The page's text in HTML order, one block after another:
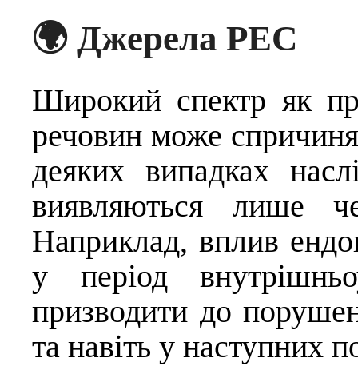
🌍 Джерела РЕС
Широкий спектр як
речовин може
деяких випадках
виявляються лише
Наприклад, вплив
у період
призводити до
та навіть у наступних